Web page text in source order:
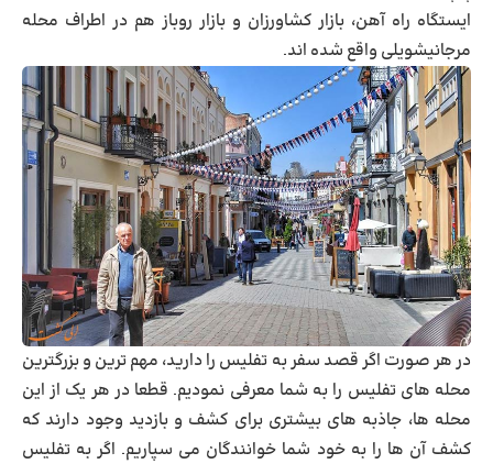
ایستگاه راه آهن، بازار کشاورزان و بازار روباز هم در اطراف محله
مرجانیشویلی واقع شده اند.
در هر صورت اگر قصد سفر به تفلیس را دارید، مهم ترین و بزرگترین
محله های تفلیس را به شما معرفی نمودیم. قطعا در هر یک از این
محله ها، جاذبه های بیشتری برای کشف و بازدید وجود دارند که
کشف آن ها را به خود شما خوانندگان می سپاریم. اگر به تفلیس